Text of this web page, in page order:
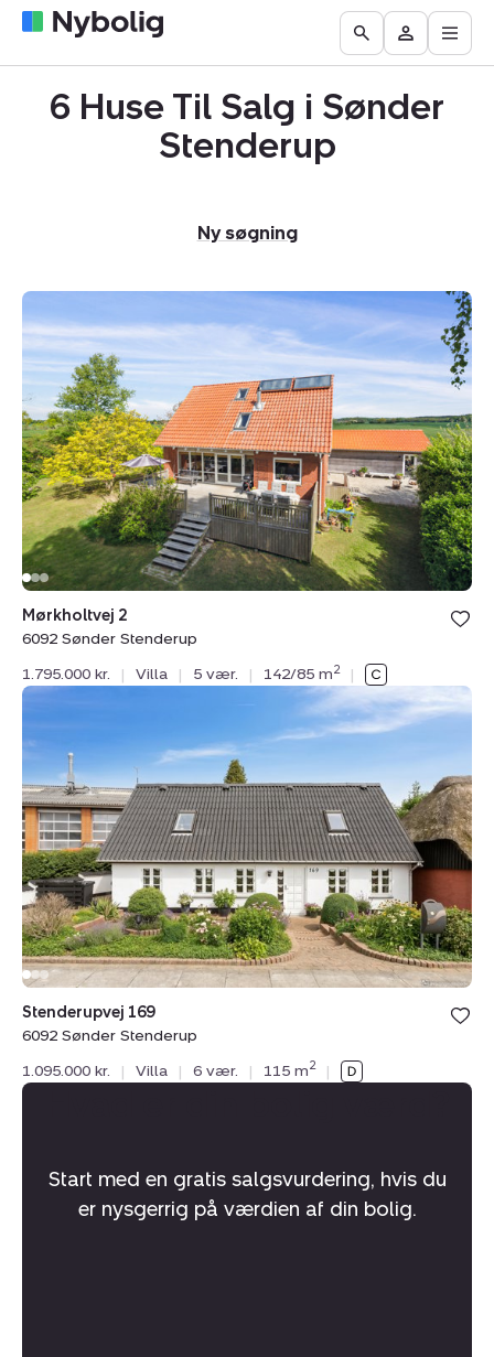
Boliger
til
Find
mægler
Få
vurderet
bolig
Go
to
the
Search
Besøg
Mit
Nybolig
Åbn
6 Huse Til Salg i Sønder
Stenderup
Ny søgning
Mørkholtvej
2,
6092
Sønder
Stenderup
Mørkholtvej 2
6092 Sønder Stenderup
1.795.000 kr.
| Villa | 5 vær. | 142/85 m2 |
169,
6092
Sønder
Stenderup
Stenderupvej 169
6092 Sønder Stenderup
1.095.000 kr.
| Villa | 6 vær. | 115 m2 |
Start med en gratis salgsvurdering, hvis du
er nysgerrig på værdien af din bolig.